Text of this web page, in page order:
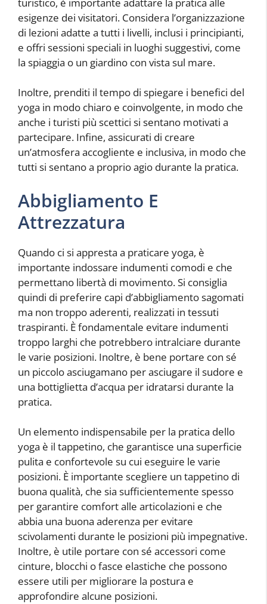
esigenze dei visitatori. Considera l’organizzazione
di lezioni adatte a tutti i livelli, inclusi i principianti,
e offri sessioni speciali in luoghi suggestivi, come
la spiaggia o un giardino con vista sul mare.
Inoltre, prenditi il tempo di spiegare i benefici del
yoga in modo chiaro e coinvolgente, in modo che
anche i turisti più scettici si sentano motivati ​​a
partecipare. Infine, assicurati di creare
un’atmosfera accogliente e inclusiva, in modo che
tutti si sentano a proprio agio durante la pratica.
Abbigliamento E
Attrezzatura
Quando ci si appresta a praticare yoga, è
importante indossare indumenti comodi e che
permettano libertà di movimento. Si consiglia
quindi di preferire capi d’abbigliamento sagomati
ma non troppo aderenti, realizzati in tessuti
traspiranti. È fondamentale evitare indumenti
troppo larghi che potrebbero intralciare durante
le varie posizioni. Inoltre, è bene portare con sé
un piccolo asciugamano per asciugare il sudore e
una bottiglietta d’acqua per idratarsi durante la
pratica.
Un elemento indispensabile per la pratica dello
yoga è il tappetino, che garantisce una superficie
pulita e confortevole su cui eseguire le varie
posizioni. È importante scegliere un tappetino di
buona qualità, che sia sufficientemente spesso
per garantire comfort alle articolazioni e che
abbia una buona aderenza per evitare
scivolamenti durante le posizioni più impegnative.
Inoltre, è utile portare con sé accessori come
cinture, blocchi o fasce elastiche che possono
essere utili per migliorare la postura e
approfondire alcune posizioni.